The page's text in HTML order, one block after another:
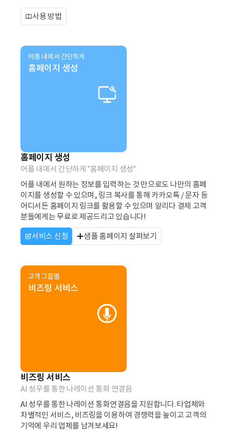
사용 방법
어플 내에서 간단하게
홈페이지 생성
홈페이지 생성
어플 내에서 간단하게 “홈페이지 생성”
어플 내에서 원하는 정보를 입력하는 것 만으로도 나만의 홈페
이지를 생성할 수 있으며, 링크 복사를 통해 카카오톡 / 문자 등
어디서든 홈페이지 링크를 활용할 수 있으며 알리다 결제 고객
분들에게는 무료로 제공드리고 있습니다!
서비스 신청 샘플 홈페이지 살펴보기
고객 그룹별
비즈링 서비스
비즈링 서비스
AI 성우를 통한 나레이션 통화 연결음
AI 성우를 통한 나레이션 통화연결음을 지원합니다. 타업체와
차별적인 서비스, 비즈링을 이용하여 경쟁력을 높이고 고객의
기억에 우리 업체를 남겨보세요!